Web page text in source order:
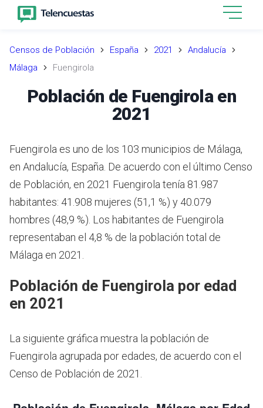
Censos de Población España 2021
Andalucía
Málaga
Fuengirola
Población de Fuengirola en
2021
Fuengirola es uno de los 103 municipios de Málaga,
en Andalucía, España. De acuerdo con el último Censo
de Población, en 2021 Fuengirola tenía 81.987
habitantes: 41.908 mujeres (51,1 %) y 40.079
hombres (48,9 %). Los habitantes de Fuengirola
representaban el 4,8 % de la población total de
Málaga en 2021.
Población de Fuengirola por edad
en 2021
La siguiente gráfica muestra la población de
Fuengirola agrupada por edades, de acuerdo con el
Censo de Población de 2021.